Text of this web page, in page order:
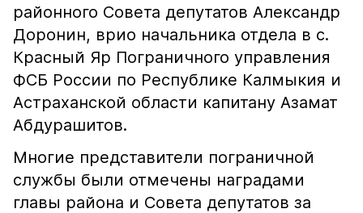
районного Совета депутатов Александр
Доронин, врио начальника отдела в с.
Красный Яр Пограничного управления
ФСБ России по Республике Калмыкия и
Астраханской области капитану Азамат
Абдурашитов.
Многие представители пограничной
службы были отмечены наградами
главы района и Совета депутатов за